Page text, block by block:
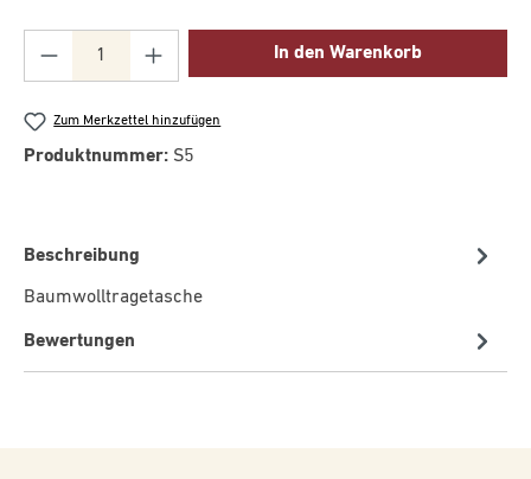
Produkt Anzahl: Gib den gewünschten Wert
In den Warenkorb
Zum Merkzettel hinzufügen
Produktnummer: S5
Beschreibung
Baumwolltragetasche
Bewertungen